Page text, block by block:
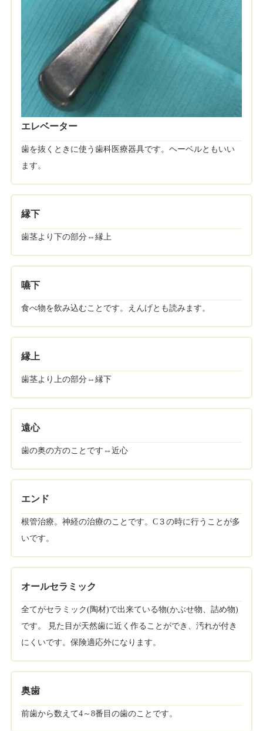
エレベーター
歯を抜くときに使う歯科医療器具です。ヘーベルともいい
ます。
縁下
歯茎より下の部分⇔縁上
嚥下
食べ物を飲み込むことです。えんげとも読みます。
縁上
歯茎より上の部分⇔縁下
遠心
歯の奥の方のことです⇔近心
エンド
根管治療。神経の治療のことです。C３の時に行うことが多
いです。
オールセラミック
全てがセラミック(陶材)で出来ている物(かぶせ物、詰め物)
です。 見た目が天然歯に近く作ることができ、汚れが付き
にくいです。保険適応外になります。
奥歯
前歯から数えて4～8番目の歯のことです。